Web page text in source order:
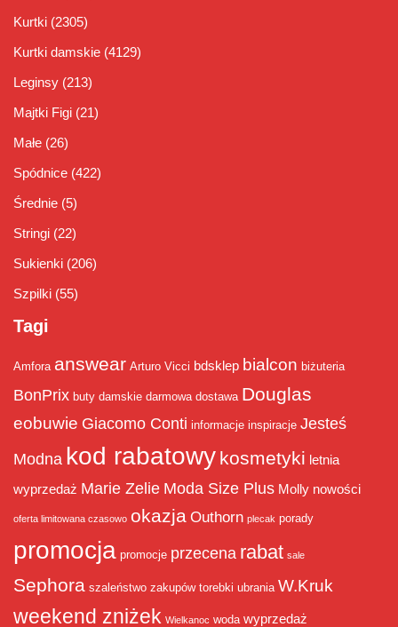
Kurtki (2305)
Kurtki damskie (4129)
Leginsy (213)
Majtki Figi (21)
Małe (26)
Spódnice (422)
Średnie (5)
Stringi (22)
Sukienki (206)
Szpilki (55)
Tagi
Amfora answear Arturo Vicci bdsklep bialcon biżuteria
BonPrix buty damskie darmowa dostawa Douglas
eobuwie Giacomo Conti informacje inspiracje Jesteś
Modna kod rabatowy kosmetyki letnia
wyprzedaż Marie Zelie Moda Size Plus Molly nowości
oferta limitowana czasowo okazja Outhorn plecak porady
promocja promocje przecena rabat sale
Sephora szaleństwo zakupów torebki ubrania W.Kruk
weekend zniżek Wielkanoc woda wyprzedaż